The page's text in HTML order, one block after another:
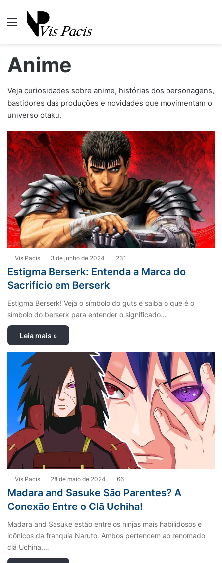
Menu
Anime
Veja curiosidades sobre anime, histórias dos personagens,
bastidores das produções e novidades que movimentam o
universo otaku.
Vis Pacis 3 de junho de 2024 231
Estigma Berserk: Entenda a Marca do
Sacrifício em Berserk
Estigma Berserk! Veja o símbolo do guts e saiba o que é o
símbolo do berserk para entender o significado…
Leia mais »
Vis Pacis 28 de maio de 2024 66
Madara and Sasuke São Parentes? A
Conexão Entre o Clã Uchiha!
Madara and Sasuke estão entre os ninjas mais habilidosos e
icônicos da franquia Naruto. Ambos pertencem ao renomado
clã Uchiha,…